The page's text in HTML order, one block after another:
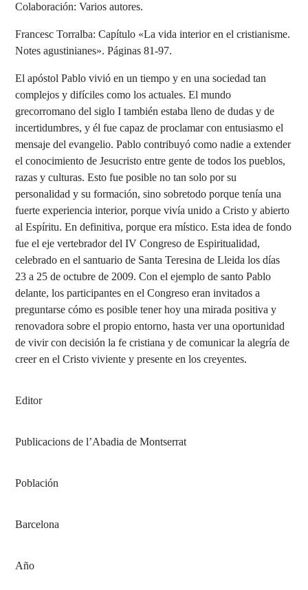
Colaboración: Varios autores.
Francesc Torralba: Capítulo «La vida interior en el cristianisme.
Notes agustinianes». Páginas 81-97.
El apóstol Pablo vivió en un tiempo y en una sociedad tan
complejos y difíciles como los actuales. El mundo
grecorromano del siglo I también estaba lleno de dudas y de
incertidumbres, y él fue capaz de proclamar con entusiasmo el
mensaje del evangelio. Pablo contribuyó como nadie a extender
el conocimiento de Jesucristo entre gente de todos los pueblos,
razas y culturas. Esto fue posible no tan solo por su
personalidad y su formación, sino sobretodo porque tenía una
fuerte experiencia interior, porque vivía unido a Cristo y abierto
al Espíritu. En definitiva, porque era místico. Esta idea de fondo
fue el eje vertebrador del IV Congreso de Espiritualidad,
celebrado en el santuario de Santa Teresina de Lleida los días
23 a 25 de octubre de 2009. Con el ejemplo de santo Pablo
delante, los participantes en el Congreso eran invitados a
preguntarse cómo es posible tener hoy una mirada positiva y
renovadora sobre el propio entorno, hasta ver una oportunidad
de vivir con decisión la fe cristiana y de comunicar la alegría de
creer en el Cristo viviente y presente en los creyentes.
Editor
Publicacions de l’Abadia de Montserrat
Población
Barcelona
Año